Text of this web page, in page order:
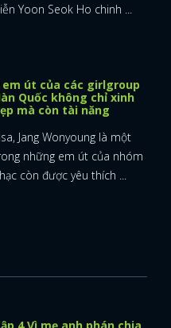
Yoon Seok Ho chinh ...
em út của các girlgroup
Quốc không chỉ xinh
mà còn tài năng
Jang Wonyoung là một
những em út của nhóm
còn được yêu thích ...
4 Vì mẹ anh phán chia